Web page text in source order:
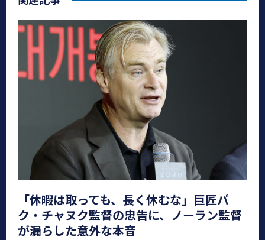
「休暇は取っても、長く休むな」巨匠パ
ク・チャヌク監督の忠告に、ノーラン監督
が漏らした意外な本音